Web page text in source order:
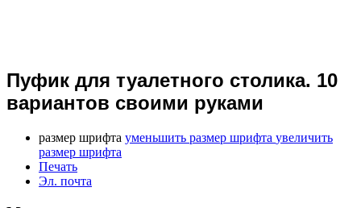
Пуфик для туалетного столика. 10
вариантов своими руками
размер шрифта уменьшить размер шрифта увеличить
размер шрифта
Печать
Эл. почта